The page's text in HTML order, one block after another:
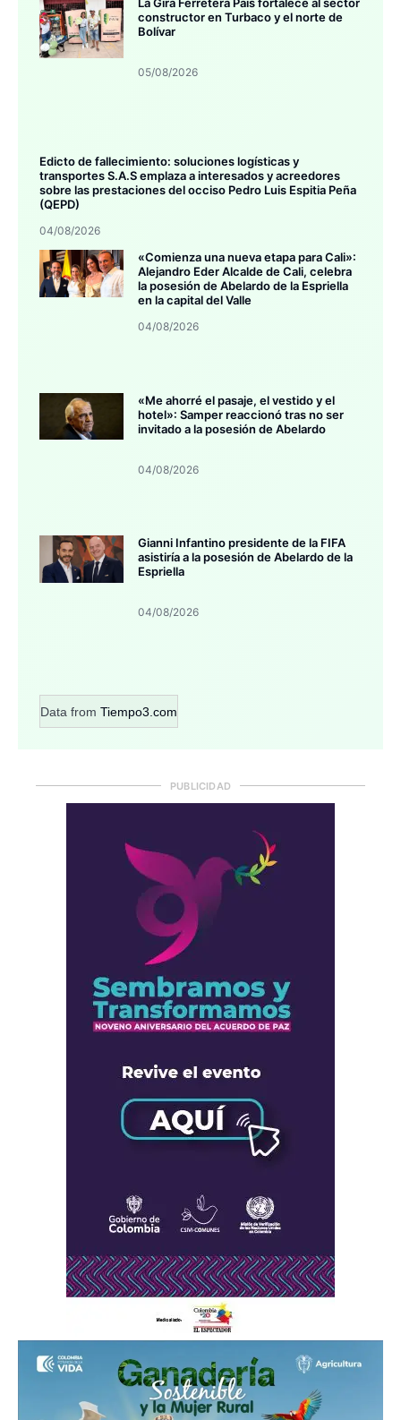
constructor en Turbaco y el norte de
Bolívar
05/08/2026
Edicto de fallecimiento: soluciones logísticas y
transportes S.A.S emplaza a interesados y acreedores
sobre las prestaciones del occiso Pedro Luis Espitia Peña
(QEPD)
04/08/2026
«Comienza una nueva etapa para Cali»:
Alejandro Eder Alcalde de Cali, celebra
la posesión de Abelardo de la Espriella
en la capital del Valle
04/08/2026
«Me ahorré el pasaje, el vestido y el
hotel»: Samper reaccionó tras no ser
invitado a la posesión de Abelardo
04/08/2026
Gianni Infantino presidente de la FIFA
asistiría a la posesión de Abelardo de la
Espriella
04/08/2026
Data from Tiempo3.com
PUBLICIDAD